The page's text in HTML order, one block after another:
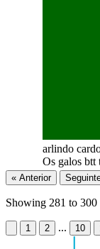
arlindo
Os galos btt
« Anterior
Showing 281 to 300
1 2 ... 10